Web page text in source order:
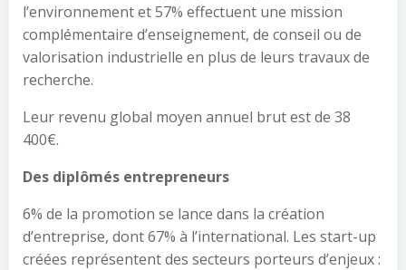
l’environnement et 57% effectuent une mission
complémentaire d’enseignement, de conseil ou de
valorisation industrielle en plus de leurs travaux de
recherche.
Leur revenu global moyen annuel brut est de 38
400€.
Des diplômés entrepreneurs
6% de la promotion se lance dans la création
d’entreprise, dont 67% à l’international. Les start-up
créées représentent des secteurs porteurs d’enjeux :